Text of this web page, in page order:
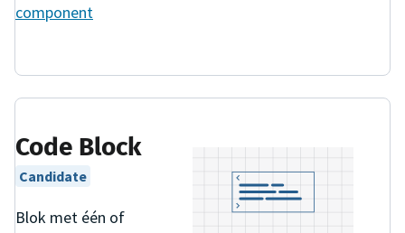
component
Code Block
Candidate
Blok met één of